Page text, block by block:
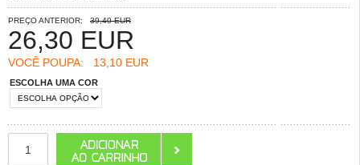
PREÇO ANTERIOR: 39,40 EUR
26,30 EUR
VOCÊ POUPA: 13,10 EUR
ESCOLHA UMA COR